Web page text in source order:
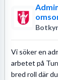
Vi söker en
arbetet på
bred roll där